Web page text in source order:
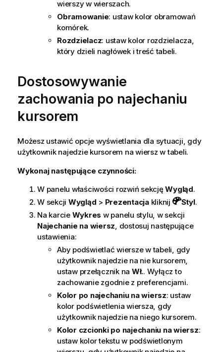
wierszy w wierszach.
Obramowanie: ustaw kolor obramowań
komórek.
Rozdzielacz: ustaw kolor rozdzielacza,
który dzieli nagłówek i treść tabeli.
Dostosowywanie
zachowania po najechaniu
kursorem
Możesz ustawić opcje wyświetlania dla sytuacji, gdy
użytkownik najedzie kursorem na wiersz w tabeli.
Wykonaj następujące czynności:
W panelu właściwości rozwiń sekcjęWygląd.
W sekcji Wygląd > Prezentacjakliknij Styl.
Na karcie Wykres w panelu stylu, w sekcji
Najechanie na wiersz, dostosuj następujące
ustawienia:
Aby podświetlać wiersze w tabeli, gdy
użytkownik najedzie na nie kursorem,
ustaw przełącznik na Wł.. Wyłącz to
zachowanie zgodnie z preferencjami.
Kolor po najechaniu na wiersz: ustaw
kolor podświetlenia wiersza, gdy
użytkownik najedzie na niego kursorem.
Kolor czcionki po najechaniu na wiersz:
ustaw kolor tekstu w podświetlonym